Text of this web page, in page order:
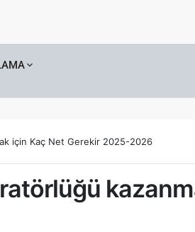
için Kaç Net Gerekir 2025-2026